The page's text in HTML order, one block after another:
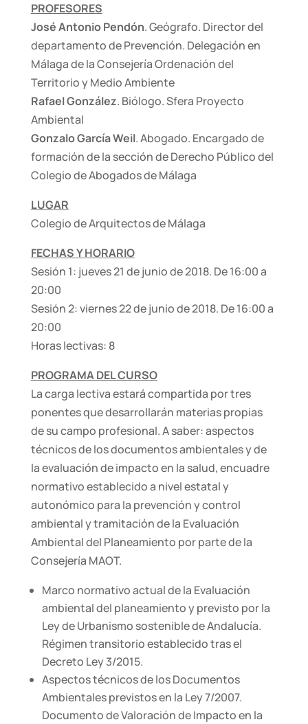
PROFESORES
José Antonio Pendón. Geógrafo. Director del
departamento de Prevención. Delegación en
Málaga de la Consejería Ordenación del
Territorio y Medio Ambiente
Rafael González. Biólogo. Sfera Proyecto
Ambiental
Gonzalo García Weil. Abogado. Encargado de
formación de la sección de Derecho Público del
Colegio de Abogados de Málaga
LUGAR
Colegio de Arquitectos de Málaga
FECHAS Y HORARIO
Sesión 1: jueves 21 de junio de 2018. De 16:00 a
20:00
Sesión 2: viernes 22 de junio de 2018. De 16:00 a
20:00
Horas lectivas: 8
PROGRAMA DEL CURSO
La carga lectiva estará compartida por tres
ponentes que desarrollarán materias propias
de su campo profesional. A saber: aspectos
técnicos de los documentos ambientales y de
la evaluación de impacto en la salud, encuadre
normativo establecido a nivel estatal y
autonómico para la prevención y control
ambiental y tramitación de la Evaluación
Ambiental del Planeamiento por parte de la
Consejería MAOT.
Marco normativo actual de la Evaluación
ambiental del planeamiento y previsto por la
Ley de Urbanismo sostenible de Andalucía.
Régimen transitorio establecido tras el
Decreto Ley 3/2015.
Aspectos técnicos de los Documentos
Ambientales previstos en la Ley 7/2007.
Documento de Valoración de Impacto en la